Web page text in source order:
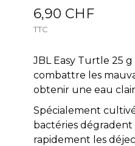
6,90 CHF
TTC
JBL Easy Turtle 25
combattre les
obtenir une eau
Spécialement
bactéries
rapidement les